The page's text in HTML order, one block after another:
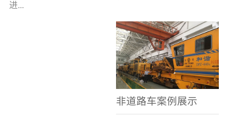
进...
中国累计升级改造非道路
运输车辆10000余辆，涵盖
了所有非道路车辆类型。
非道路车案例展示